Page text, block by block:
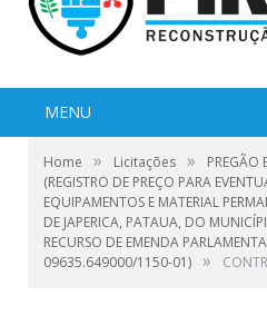
MENU
Home » Licitações »
PREGÃO
(REGISTRO DE PREÇO PARA
EQUIPAMENTOS E MATERIAL
DE JAPERICA, PATAUA, DO
RECURSO DE EMENDA
09635.649000/1150-01) »